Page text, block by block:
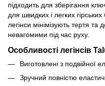
підходить для зберігання
для швидких і легких гірських
легінси мінімізують тертя та
невагомими під час руху.
Особливості легінсів
Виготовлені з подвійної
Зручний повністю